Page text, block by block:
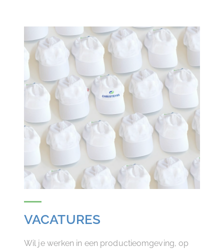
VACATURES
Wil je werken in een productieomgeving, op